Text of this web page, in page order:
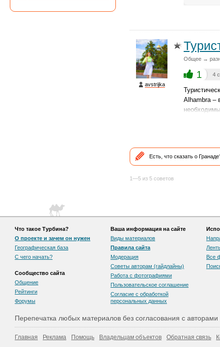
avstrijka
Общее →
1 4
Alhambra –
Есть, что сказать о
1—5 из 5 советов
Что такое Турбина?
О проекте и зачем он нужен
Географическая база
С чего начать?
Сообщество сайта
Общение
Рейтинги
Форумы
Ваша информация на сайте
Виды материалов
Правила сайта
Модерация
Советы авторам (гайдлайны)
Работа с фотографиями
Пользовательскоe соглашение
Согласие с обработкой
персональных данных
Все
Перепечатка любых материалов без согласования с
Главная Реклама Помощь Владельцам объектов Обратная связь